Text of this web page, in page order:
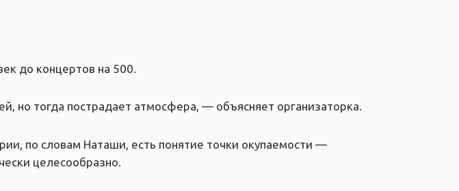
до концертов на 500.
тогда пострадает атмосфера, — объясняет организаторка.
по словам Наташи, есть понятие точки окупаемости —
целесообразно.